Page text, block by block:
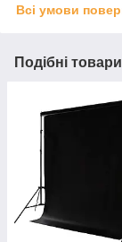
Всі умови
Подібні